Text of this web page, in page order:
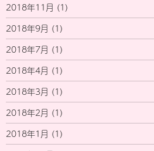
2018年11月 (1)
2018年9月 (1)
2018年7月 (1)
2018年4月 (1)
2018年3月 (1)
2018年2月 (1)
2018年1月 (1)